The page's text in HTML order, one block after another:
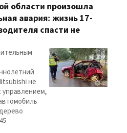
области произошла
авария: жизнь 17-
спасти не
не
управлением,